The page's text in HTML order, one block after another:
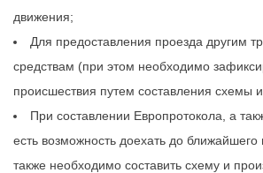
движения;
Для предоставления проезда другим
средствам (при этом необходимо
происшествия путем составления схемы
При составлении Европротокола, а
есть возможность доехать до
также необходимо составить схему и